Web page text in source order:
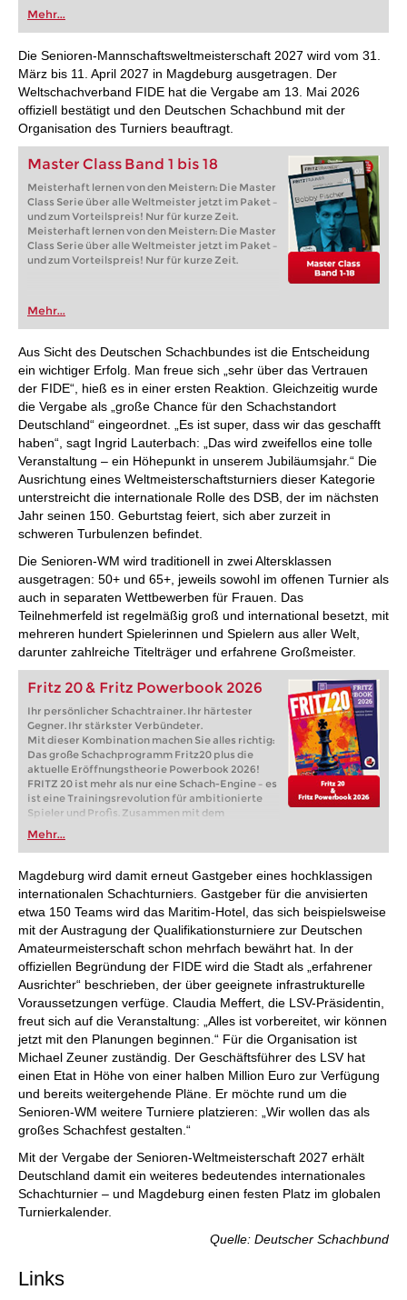
oder bereits auf Turnierniveau spielen: Mit
FRITZ trainieren Sie effizienter, intelligenter und
individueller als je zuvor.
Mehr...
Die Senioren-Mannschaftsweltmeisterschaft 2027 wird vom 31.
März bis 11. April 2027 in Magdeburg ausgetragen. Der
Weltschachverband FIDE hat die Vergabe am 13. Mai 2026
offiziell bestätigt und den Deutschen Schachbund mit der
Organisation des Turniers beauftragt.
Master Class Band 1 bis 18
Meisterhaft lernen von den Meistern: Die Master
Class Serie über alle Weltmeister jetzt im Paket –
und zum Vorteilspreis! Nur für kurze Zeit.
Meisterhaft lernen von den Meistern: Die Master
Class Serie über alle Weltmeister jetzt im Paket –
und zum Vorteilspreis! Nur für kurze Zeit.
Mehr...
Aus Sicht des Deutschen Schachbundes ist die Entscheidung
ein wichtiger Erfolg. Man freue sich „sehr über das Vertrauen
der FIDE“, hieß es in einer ersten Reaktion. Gleichzeitig wurde
die Vergabe als „große Chance für den Schachstandort
Deutschland“ eingeordnet. „Es ist super, dass wir das geschafft
haben“, sagt Ingrid Lauterbach: „Das wird zweifellos eine tolle
Veranstaltung – ein Höhepunkt in unserem Jubiläumsjahr.“ Die
Ausrichtung eines Weltmeisterschaftsturniers dieser Kategorie
unterstreicht die internationale Rolle des DSB, der im nächsten
Jahr seinen 150. Geburtstag feiert, sich aber zurzeit in
schweren Turbulenzen befindet.
Die Senioren-WM wird traditionell in zwei Altersklassen
ausgetragen: 50+ und 65+, jeweils sowohl im offenen Turnier als
auch in separaten Wettbewerben für Frauen. Das
Teilnehmerfeld ist regelmäßig groß und international besetzt, mit
mehreren hundert Spielerinnen und Spielern aus aller Welt,
darunter zahlreiche Titelträger und erfahrene Großmeister.
Fritz 20 & Fritz Powerbook 2026
Ihr persönlicher Schachtrainer. Ihr härtester
Gegner. Ihr stärkster Verbündeter.
Mit dieser Kombination machen Sie alles richtig:
Das große Schachprogramm Fritz20 plus die
aktuelle Eröffnungstheorie Powerbook 2026!
FRITZ 20 ist mehr als nur eine Schach-Engine – es
ist eine Trainingsrevolution für ambitionierte
Spieler und Profis. Zusammen mit dem
Powerbook 2026 können Sie mit Fritz
Eröffnungen auf jedem Niveau in jedem Bereich
trainieren. Egal, ob Sie Ihre ersten Schritte in die
Welt des ernsthaften Schachtrainings machen
oder bereits auf Turnierniveau spielen: Mit
FRITZ 20 trainieren Sie effizienter, intelligenter
und individueller als je zuvor!
Mehr...
Magdeburg wird damit erneut Gastgeber eines hochklassigen
internationalen Schachturniers. Gastgeber für die anvisierten
etwa 150 Teams wird das Maritim-Hotel, das sich beispielsweise
mit der Austragung der Qualifikationsturniere zur Deutschen
Amateurmeisterschaft schon mehrfach bewährt hat. In der
offiziellen Begründung der FIDE wird die Stadt als „erfahrener
Ausrichter“ beschrieben, der über geeignete infrastrukturelle
Voraussetzungen verfüge. Claudia Meffert, die LSV-Präsidentin,
freut sich auf die Veranstaltung: „Alles ist vorbereitet, wir können
jetzt mit den Planungen beginnen.“ Für die Organisation ist
Michael Zeuner zuständig. Der Geschäftsführer des LSV hat
einen Etat in Höhe von einer halben Million Euro zur Verfügung
und bereits weitergehende Pläne. Er möchte rund um die
Senioren-WM weitere Turniere platzieren: „Wir wollen das als
großes Schachfest gestalten.“
Mit der Vergabe der Senioren-Weltmeisterschaft 2027 erhält
Deutschland damit ein weiteres bedeutendes internationales
Schachturnier – und Magdeburg einen festen Platz im globalen
Turnierkalender.
Quelle: Deutscher Schachbund
Links